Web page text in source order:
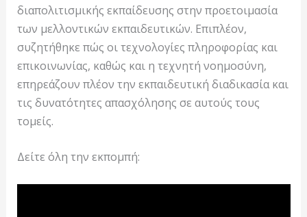
διαπολιτισμικής εκπαίδευσης στην προετοιμασία
των μελλοντικών εκπαιδευτικών. Επιπλέον,
συζητήθηκε πώς οι τεχνολογίες πληροφορίας και
επικοινωνίας, καθώς και η τεχνητή νοημοσύνη,
επηρεάζουν πλέον την εκπαιδευτική διαδικασία και
τις δυνατότητες απασχόλησης σε αυτούς τους
τομείς.
Δείτε όλη την εκπομπή: